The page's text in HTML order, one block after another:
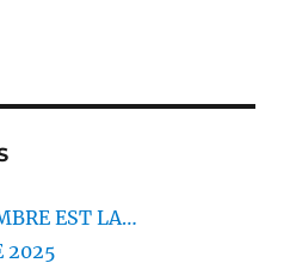
EST LA…
2025